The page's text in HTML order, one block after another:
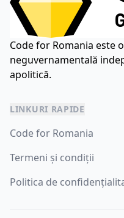
Code for Romania este
neguvernamentală
apolitică.
LINKURI RAPIDE
Code for Romania
Termeni și condiții
Politica de